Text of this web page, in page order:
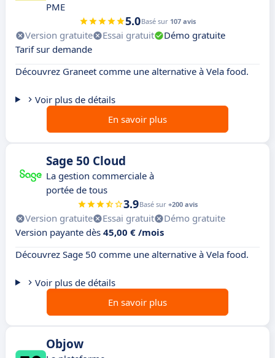
PME
5.0Basé sur 107 avis
Version gratuite Essai gratuit
Démo gratuite
Tarif sur demande
Découvrez Graneet comme une alternative à Vela food.
Voir plus de détails
En savoir plus
Sage 50 Cloud
La gestion commerciale à
portée de tous
3.9Basé sur +200 avis
Version gratuite Essai gratuit
Démo gratuite
Version payante dès 45,00 € /mois
Découvrez Sage 50 comme une alternative à Vela food.
Voir plus de détails
En savoir plus
Objow